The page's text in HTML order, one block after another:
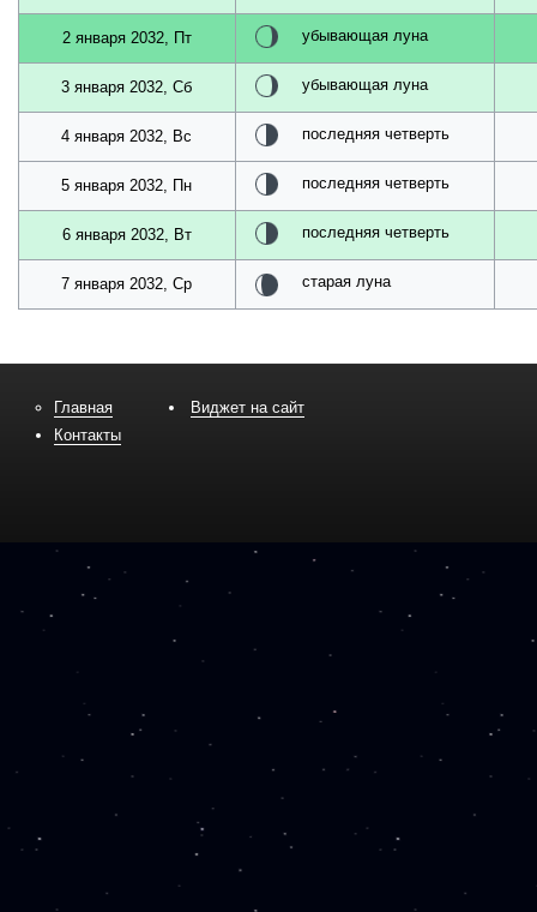
2 января 2032, Пт убывающая луна
3 января 2032, Сб убывающая луна
4 января 2032, Вс последняя четверть
5 января 2032, Пн последняя четверть
6 января 2032, Вт последняя четверть
7 января 2032, Ср старая луна
Главная
Контакты
Виджет на сайт